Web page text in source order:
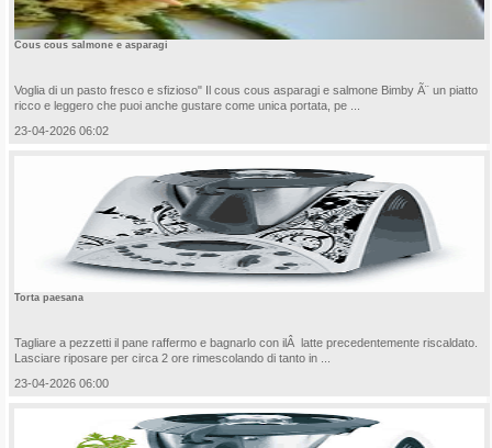
Cous cous salmone e asparagi
Voglia di un pasto fresco e sfizioso" Il cous cous asparagi e salmone Bimby Ã¨ un piatto
ricco e leggero che puoi anche gustare come unica portata, pe ...
23-04-2026 06:02
Torta paesana
Tagliare a pezzetti il pane raffermo e bagnarlo con ilÂ latte precedentemente riscaldato.
Lasciare riposare per circa 2 ore rimescolando di tanto in ...
23-04-2026 06:00